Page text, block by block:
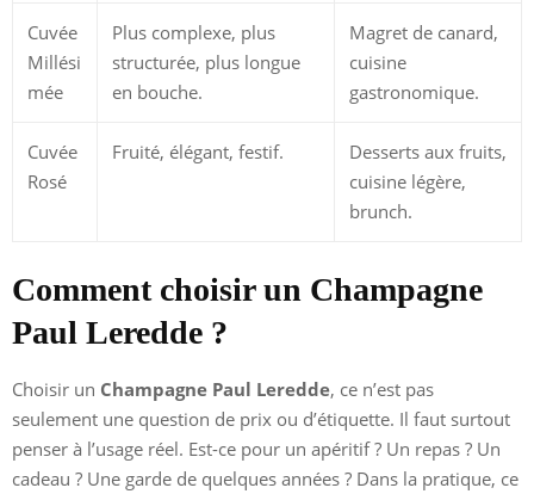
Cuvée
Millési
mée
Plus complexe, plus
structurée, plus longue
en bouche.
Magret de canard,
cuisine
gastronomique.
Cuvée
Rosé
Fruité, élégant, festif.
Desserts aux fruits,
cuisine légère,
brunch.
Comment choisir un Champagne
Paul Leredde ?
Choisir un Champagne Paul Leredde, ce n’est pas
seulement une question de prix ou d’étiquette. Il faut surtout
penser à l’usage réel. Est-ce pour un apéritif ? Un repas ? Un
cadeau ? Une garde de quelques années ? Dans la pratique, ce